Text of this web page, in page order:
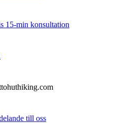
15-min konsultation
till oss